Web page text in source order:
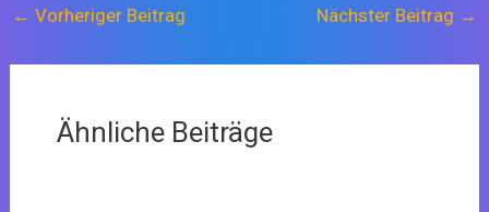
← Vorheriger Beitrag Nächster Beitrag →
Ähnliche Beiträge